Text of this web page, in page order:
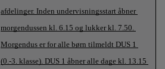
afdelinger. Inden undervisningsstart åbner
morgendussen kl. 6.15 og lukker kl. 7.50.
Morgendus er for alle børn tilmeldt DUS 1
(0.-3. klasse). DUS 1 åbner alle dage kl. 13.15